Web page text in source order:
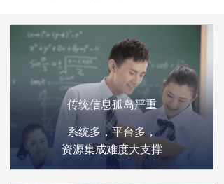
传统信息孤岛严重
系统多，平台多，
资源集成难度大支撑